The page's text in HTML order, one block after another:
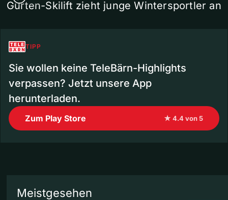
Gurten-Skilift zieht junge Wintersportler an
TIPP
Sie wollen keine TeleBärn-Highlights
verpassen? Jetzt unsere App
herunterladen.
Zum Play Store ★ 4.4 von 5
Meistgesehen